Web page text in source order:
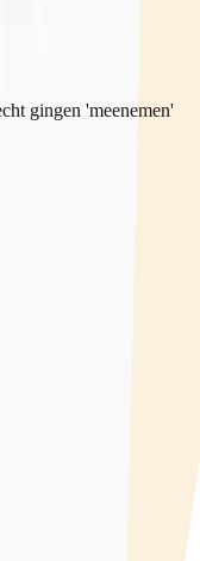
gingen 'meenemen'